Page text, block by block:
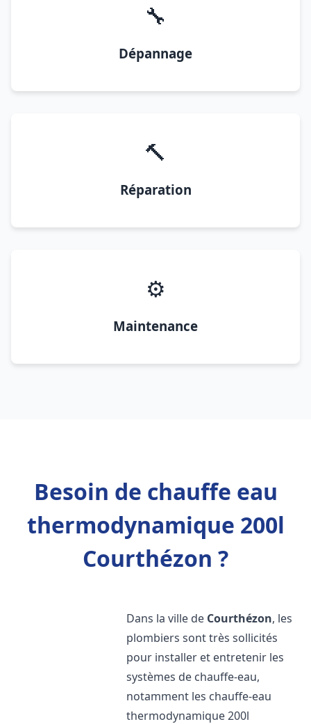
🔧
Dépannage
🔨
Réparation
⚙️
Maintenance
Besoin de chauffe eau
thermodynamique 200l
Courthézon ?
Dans la ville de Courthézon, les
plombiers sont très sollicités
pour installer et entretenir les
systèmes de chauffe-eau,
notamment les chauffe-eau
thermodynamique 200l